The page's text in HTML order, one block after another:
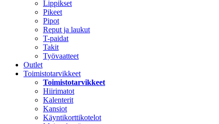
Lippikset
Pikeet
Pipot
Reput ja laukut
T-paidat
Takit
Työvaatteet
Outlet
Toimistotarvikkeet
Toimistotarvikkeet
Hiirimatot
Kalenterit
Kansiot
Käyntikorttikotelot